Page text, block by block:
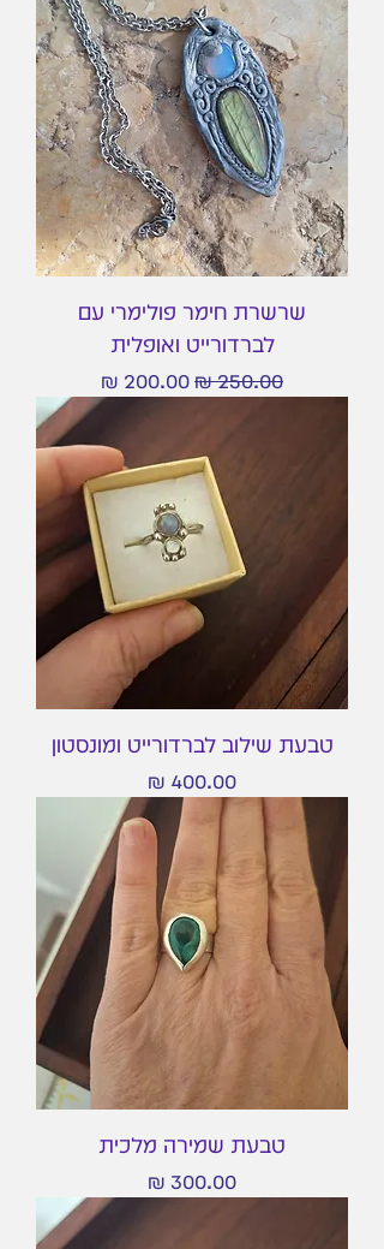
שרשרת חימר פולימרי עם
לברדורייט ואופלית
מחיר רגיל מחיר מבצע
טבעת שילוב לברדורייט ומונסטון
מחיר
טבעת שמירה מלכית
מחיר